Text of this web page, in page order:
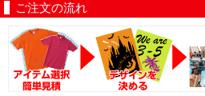
ご注文の流れ